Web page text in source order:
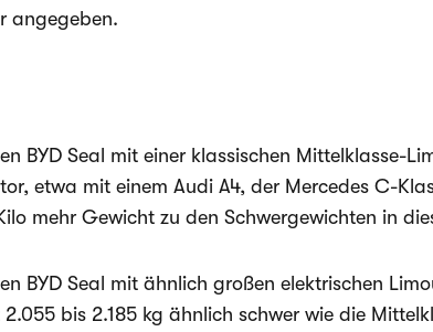
angegeben.
BYD Seal mit einer klassischen Mittelklasse-
etwa mit einem Audi A4, der Mercedes C-
mehr Gewicht zu den Schwergewichten in
BYD Seal mit ähnlich großen elektrischen
2.055 bis 2.185 kg ähnlich schwer wie die